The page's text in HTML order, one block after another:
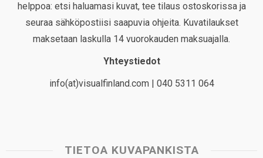
helppoa: etsi haluamasi kuvat, tee tilaus ostoskorissa ja
seuraa sähköpostiisi saapuvia ohjeita. Kuvatilaukset
maksetaan laskulla 14 vuorokauden maksuajalla.
Yhteystiedot
info(at)visualfinland.com | 040 5311 064
TIETOA KUVAPANKISTA